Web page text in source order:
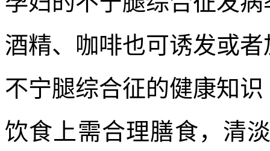
酒精、咖啡也可诱发或
不宁腿综合征的健康知识
饮食上需合理膳食，清